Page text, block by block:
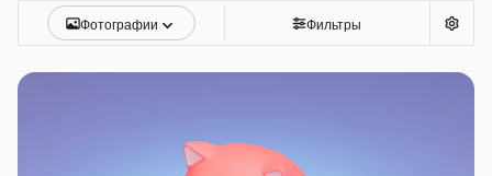
Фотографии Фильтры